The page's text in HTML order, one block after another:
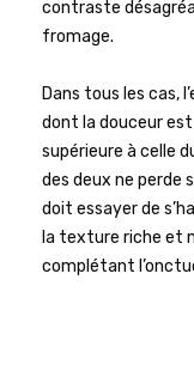
contraste
fromage.
Dans tous les cas,
dont la douceur
supérieure à celle
des deux ne perde
doit essayer de
la texture riche et
complétant